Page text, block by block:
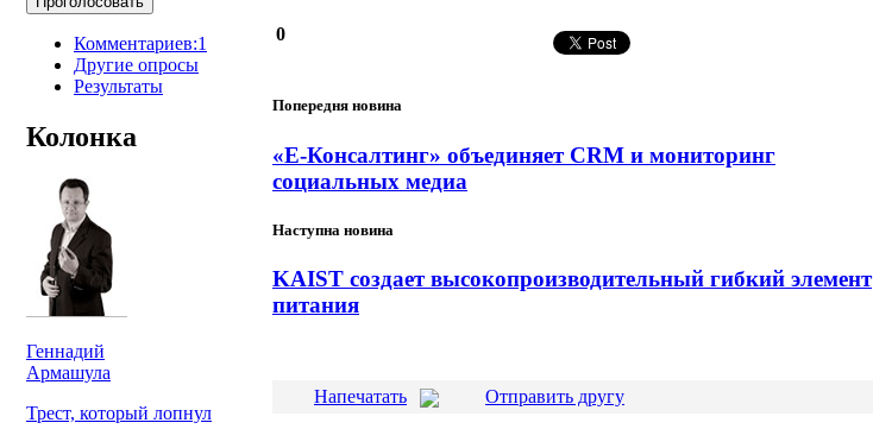
Комментариев:1
Другие опросы
Результаты
Колонка
Геннадий
Армашула
Трест, который лопнул
0
Попередня новина
«Е-Консалтинг» объединяет CRM и мониторинг
социальных медиа
Наступна новина
KAIST создает высокопроизводительный гибкий элемент
питания
Напечатать Отправить другу